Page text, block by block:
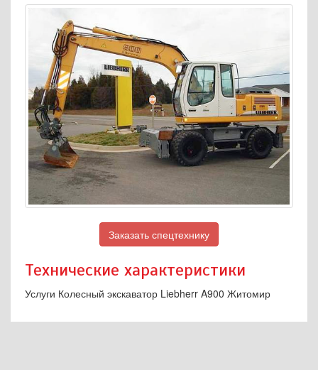
Заказать спецтехнику
Технические характеристики
Услуги Колесный экскаватор Liebherr A900 Житомир